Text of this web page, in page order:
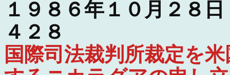
１９８６年１０月２８
４２８
国際司法裁判所裁定を